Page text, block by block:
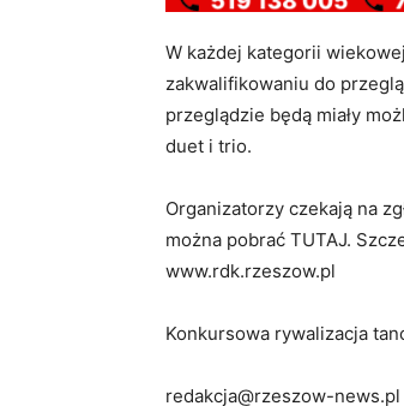
W każdej kategorii
zakwalifikowaniu do
przeglądzie będą miały
duet i trio.
Organizatorzy czekają na
można pobrać TUTAJ.
www.rdk.rzeszow.pl
Konkursowa rywalizacja
redakcja@rzeszow-news.pl